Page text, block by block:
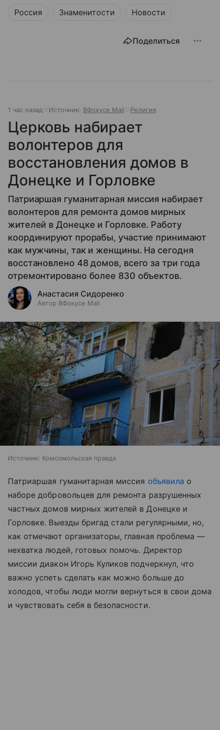
Россия Знаменитости Новости
Поделиться
1 час назад Источник: ВФокусе Mail Религия
Церковь набирает
волонтеров для
восстановления домов в
Донецке и Горловке
Патриаршая гуманитарная миссия набирает
волонтеров для ремонта домов мирных
жителей в Донецке и Горловке. Работу
координируют прорабы, участие принимают
как мужчины, так и женщины. На сегодня
восстановлено 48 домов, всего за три года
отремонтировано более 830 объектов.
Анастасия Сидоренко
Автор ВФокусе Mail
Источник: Комсомольская правда
Патриаршая гуманитарная миссия объявила о
наборе добровольцев для ремонта разрушенных
частных домов мирных жителей в Донецке и
Горловке. Выезды бригад стали регулярными, но,
как отмечают организаторы, главная проблема —
нехватка людей, готовых помочь. Директор
миссии диакон Игорь Куликов подчеркнул, что
важно успеть сделать как можно больше до
холодов, чтобы люди могли вернуться в свои дома
и чувствовать себя в безопасности.